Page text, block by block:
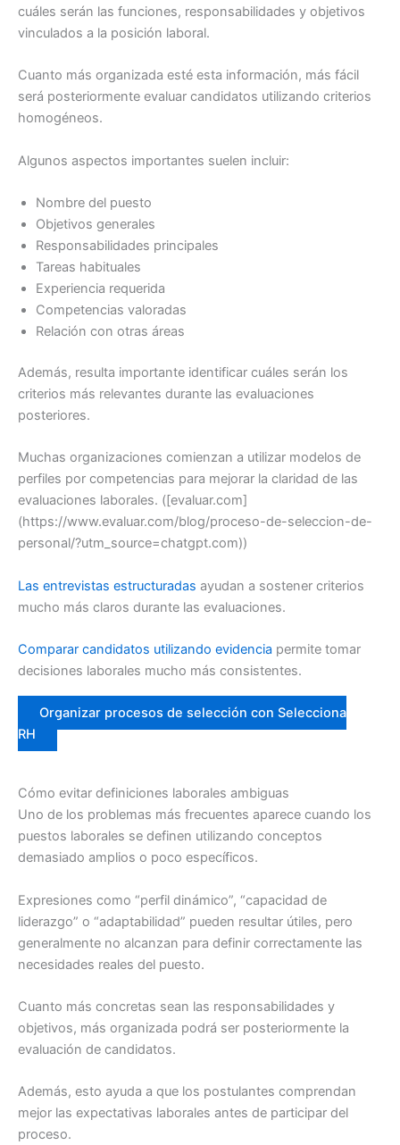
cuáles serán las funciones, responsabilidades y objetivos
vinculados a la posición laboral.
Cuanto más organizada esté esta información, más fácil
será posteriormente evaluar candidatos utilizando criterios
homogéneos.
Algunos aspectos importantes suelen incluir:
Nombre del puesto
Objetivos generales
Responsabilidades principales
Tareas habituales
Experiencia requerida
Competencias valoradas
Relación con otras áreas
Además, resulta importante identificar cuáles serán los
criterios más relevantes durante las evaluaciones
posteriores.
Muchas organizaciones comienzan a utilizar modelos de
perfiles por competencias para mejorar la claridad de las
evaluaciones laborales. ([evaluar.com]
(https://www.evaluar.com/blog/proceso-de-seleccion-de-
personal/?utm_source=chatgpt.com))
Las entrevistas estructuradas ayudan a sostener criterios
mucho más claros durante las evaluaciones.
Comparar candidatos utilizando evidencia permite tomar
decisiones laborales mucho más consistentes.
Organizar procesos de selección con Selecciona
RH
Cómo evitar definiciones laborales ambiguas
Uno de los problemas más frecuentes aparece cuando los
puestos laborales se definen utilizando conceptos
demasiado amplios o poco específicos.
Expresiones como “perfil dinámico”, “capacidad de
liderazgo” o “adaptabilidad” pueden resultar útiles, pero
generalmente no alcanzan para definir correctamente las
necesidades reales del puesto.
Cuanto más concretas sean las responsabilidades y
objetivos, más organizada podrá ser posteriormente la
evaluación de candidatos.
Además, esto ayuda a que los postulantes comprendan
mejor las expectativas laborales antes de participar del
proceso.